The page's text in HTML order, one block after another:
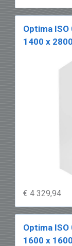
Optima
1400 x
€ 4 329,94
Optima
1600 x